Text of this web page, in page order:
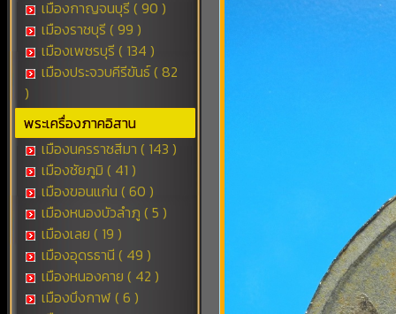
เมืองกาญจนบุรี ( 90 )
เมืองราชบุรี ( 99 )
เมืองเพชรบุรี ( 134 )
เมืองประจวบคีรีขันธ์ ( 82
)
พระเครื่องภาคอิสาน
เมืองนครราชสีมา ( 143 )
เมืองชัยภูมิ ( 41 )
เมืองขอนแก่น ( 60 )
เมืองหนองบัวลำภู ( 5 )
เมืองเลย ( 19 )
เมืองอุดรธานี ( 49 )
เมืองหนองคาย ( 42 )
เมืองบึงกาฬ ( 6 )